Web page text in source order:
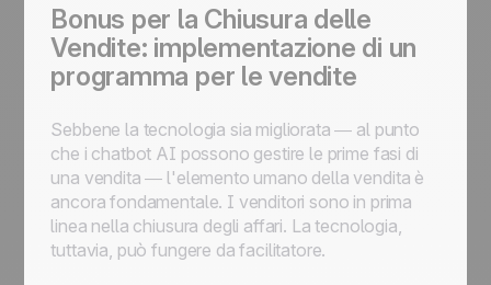
Bonus per la Chiusura delle
Vendite: implementazione di un
programma per le vendite
Sebbene la tecnologia sia migliorata — al punto
che i chatbot AI possono gestire le prime fasi di
una vendita — l'elemento umano della vendita è
ancora fondamentale. I venditori sono in prima
linea nella chiusura degli affari. La tecnologia,
tuttavia, può fungere da facilitatore.